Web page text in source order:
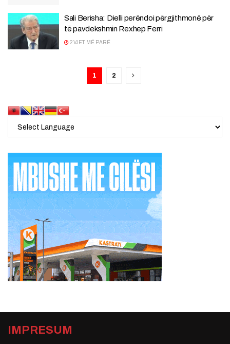
Sali Berisha: Dielli perëndoi përgjithmonë për
të pavdekshmin Rexhep Ferri
2 VJET MË PARË
1 2
IMPRESUM